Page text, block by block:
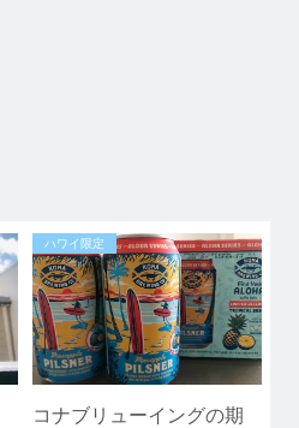
ハワイ限定
コナブリューイングの期